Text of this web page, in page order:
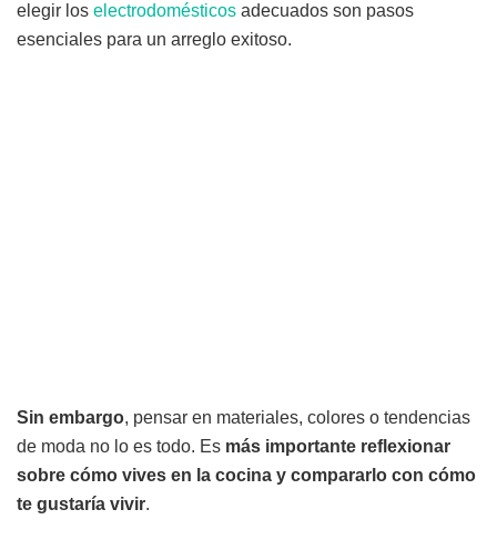
elegir los electrodomésticos adecuados son pasos
esenciales para un arreglo exitoso.
Sin embargo, pensar en materiales, colores o tendencias
de moda no lo es todo. Es más importante reflexionar
sobre cómo vives en la cocina y compararlo con cómo
te gustaría vivir.